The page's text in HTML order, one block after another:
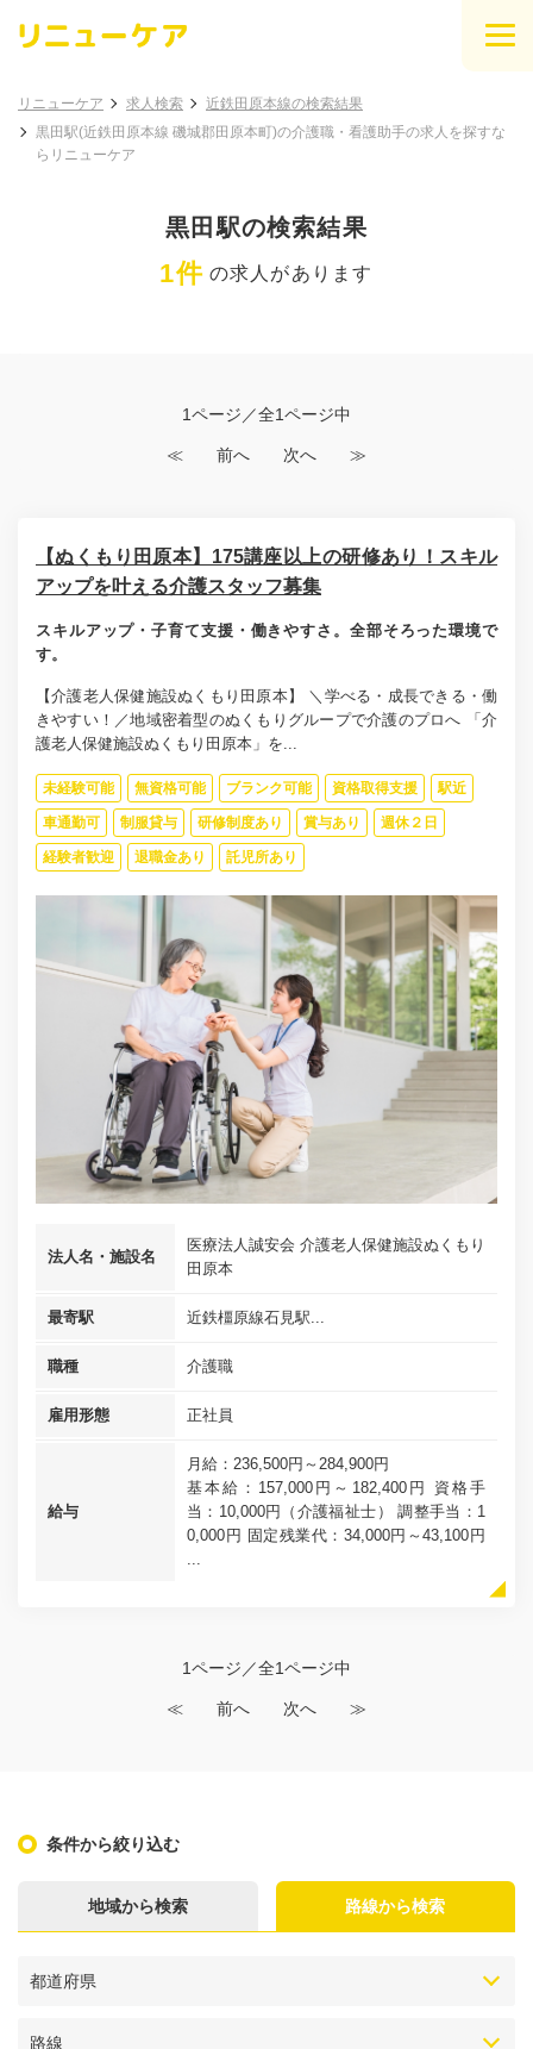
リニューケア 求人検索
近鉄田原本線の検索結果
黒田駅(近鉄田原本線 磯城郡田原本町)の介護職・看護助手の求人を探すな
らリニューケア
黒田駅の検索結果
1件 の求人があります
1ページ／全1ページ中
≪ 前へ 次へ ≫
【ぬくもり田原本】175講座以上の研修あり！スキル
アップを叶える介護スタッフ募集
スキルアップ・子育て支援・働きやすさ。全部そろった環境で
す。
【介護老人保健施設ぬくもり田原本】 ＼学べる・成長できる・働
きやすい！／地域密着型のぬくもりグループで介護のプロへ 「介
護老人保健施設ぬくもり田原本」を...
未経験可能 無資格可能 ブランク可能 資格取得支援 駅近
車通勤可 制服貸与 研修制度あり 賞与あり 週休２日
経験者歓迎 退職金あり 託児所あり
法人名・施設名
医療法人誠安会 介護老人保健施設ぬくもり
田原本
最寄駅 近鉄橿原線石見駅...
職種 介護職
雇用形態 正社員
給与
月給：236,500円～284,900円
基本給：157,000円～182,400円 資格手
当：10,000円（介護福祉士） 調整手当：1
0,000円 固定残業代：34,000円～43,100円
1ページ／全1ページ中
≪ 前へ 次へ ≫
条件から絞り込む
地域から検索 路線から検索
都道府県
路線